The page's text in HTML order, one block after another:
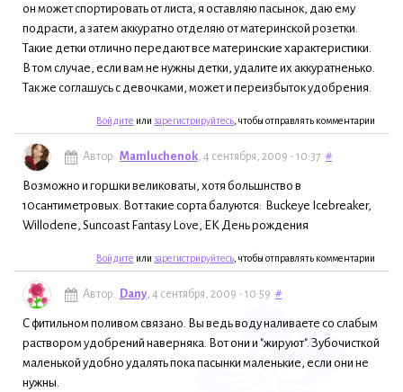
он может спортировать от листа, я оставляю пасынок, даю ему
подрасти, а затем аккуратно отделяю от материнской розетки.
Такие детки отлично передают все материнские характеристики.
В том случае, если вам не нужны детки, удалите их аккуратненько.
Так же соглашусь с девочками, может и переизбыток удобрения.
Войдите или зарегистрируйтесь , чтобы отправлять комментарии
Автор: Mamluchenok, 4 сентября, 2009 - 10:37 #
Возможно и горшки великоваты, хотя большнство в
10сантиметровых. Вот такие сорта балуются: Buckeye Icebreaker,
Willodene, Suncoast Fantasy Love, ЕК День рождения
Войдите или зарегистрируйтесь , чтобы отправлять комментарии
Автор: Dany, 4 сентября, 2009 - 10:59 #
C фитильном поливом связано. Вы ведь воду наливаете со слабым
раствором удобрений наверняка. Вот они и "жируют". Зубочисткой
маленькой удобно удалять пока пасынки маленькие, если они не
нужны.